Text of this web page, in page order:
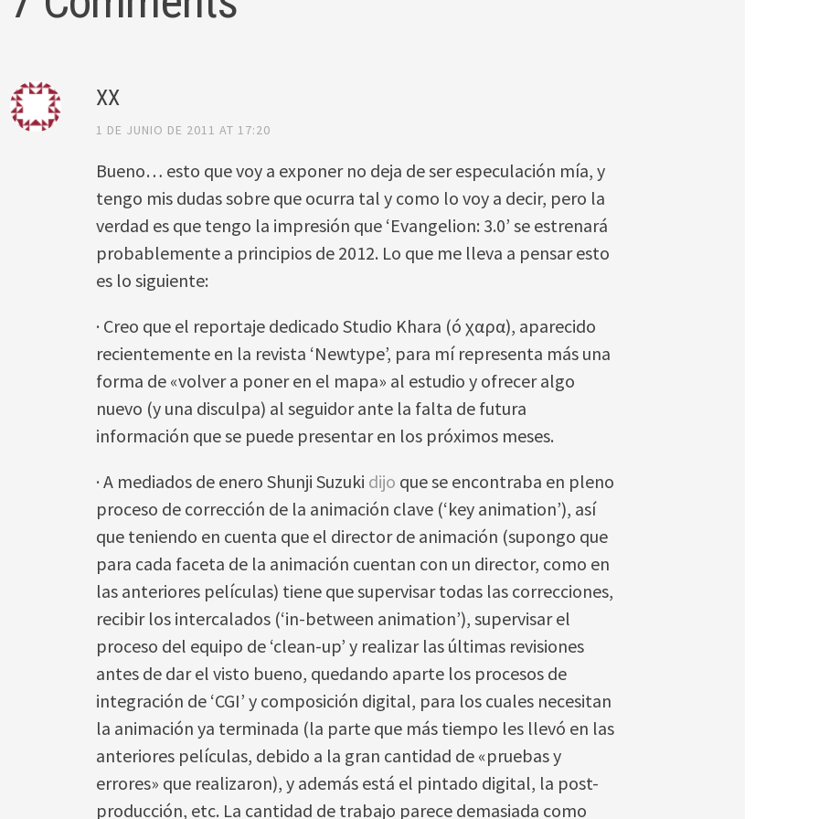
XX
1 DE JUNIO DE 2011 AT 17:20
Bueno… esto que voy a exponer no deja de ser especulación mía, y
tengo mis dudas sobre que ocurra tal y como lo voy a decir, pero la
verdad es que tengo la impresión que ‘Evangelion: 3.0’ se estrenará
probablemente a principios de 2012. Lo que me lleva a pensar esto
es lo siguiente:
· Creo que el reportaje dedicado Studio Khara (ó χαρα), aparecido
recientemente en la revista ‘Newtype’, para mí representa más una
forma de «volver a poner en el mapa» al estudio y ofrecer algo
nuevo (y una disculpa) al seguidor ante la falta de futura
información que se puede presentar en los próximos meses.
· A mediados de enero Shunji Suzuki dijo que se encontraba en pleno
proceso de corrección de la animación clave (‘key animation’), así
que teniendo en cuenta que el director de animación (supongo que
para cada faceta de la animación cuentan con un director, como en
las anteriores películas) tiene que supervisar todas las correcciones,
recibir los intercalados (‘in-between animation’), supervisar el
proceso del equipo de ‘clean-up’ y realizar las últimas revisiones
antes de dar el visto bueno, quedando aparte los procesos de
integración de ‘CGI’ y composición digital, para los cuales necesitan
la animación ya terminada (la parte que más tiempo les llevó en las
anteriores películas, debido a la gran cantidad de «pruebas y
errores» que realizaron), y además está el pintado digital, la post-
producción, etc. La cantidad de trabajo parece demasiada como